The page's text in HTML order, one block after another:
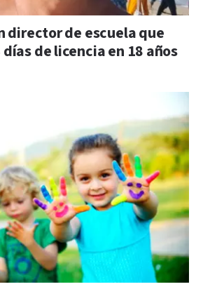
director de escuela que
de licencia en 18 años